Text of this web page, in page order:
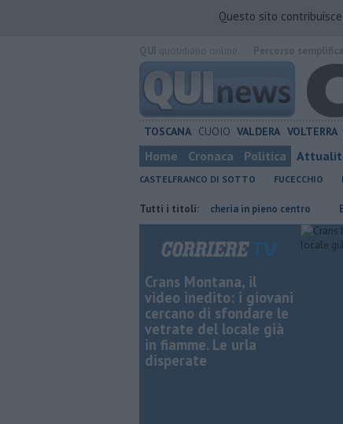
Questo sito
TOSCANA CUOIO VALDERA VOLTERRA
Home Cronaca Politica
CASTELFRANCO DI SOTTO FUCECCHIO
Tutti i titoli:
Furto in una tabaccheria in pieno centro Estate,
Crans Montana, il
video inedito: i giovani
cercano di sfondare le
vetrate del locale già
in fiamme. Le urla
disperate